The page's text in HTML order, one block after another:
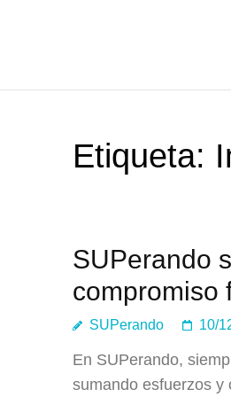
Etiqueta:
SUPerando
compromiso
SUPerando 10/
En SUPerando,
sumando esfuerzos y